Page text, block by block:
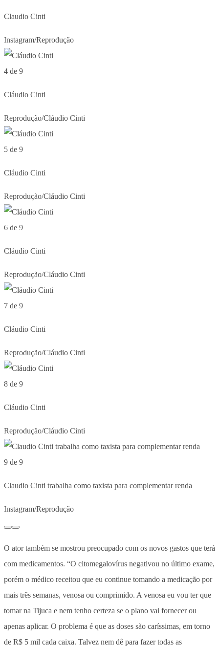
Claudio Cinti
Instagram/Reprodução
4 de 9
Cláudio Cinti
Reprodução/Cláudio Cinti
5 de 9
Cláudio Cinti
Reprodução/Cláudio Cinti
6 de 9
Cláudio Cinti
Reprodução/Cláudio Cinti
7 de 9
Cláudio Cinti
Reprodução/Cláudio Cinti
8 de 9
Cláudio Cinti
Reprodução/Cláudio Cinti
9 de 9
Claudio Cinti trabalha como taxista para complementar renda
Instagram/Reprodução
O ator também se mostrou preocupado com os novos gastos que terá
com medicamentos. “O citomegalovírus negativou no último exame,
porém o médico receitou que eu continue tomando a medicação por
mais três semanas, venosa ou comprimido. A venosa eu vou ter que
tomar na Tijuca e nem tenho certeza se o plano vai fornecer ou
apenas aplicar. O problema é que as doses são caríssimas, em torno
de R$ 5 mil cada caixa. Talvez nem dê para fazer todas as